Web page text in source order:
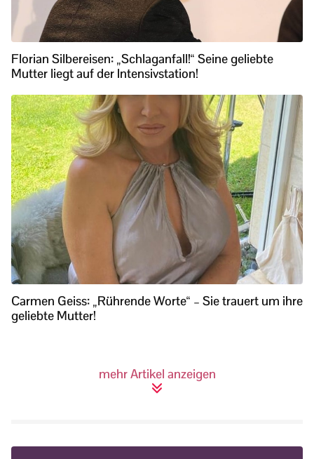
Florian Silbereisen: „Schlaganfall!“ Seine geliebte
Mutter liegt auf der Intensivstation!
Carmen Geiss: „Rührende Worte“ – Sie trauert um ihre
geliebte Mutter!
mehr Artikel anzeigen